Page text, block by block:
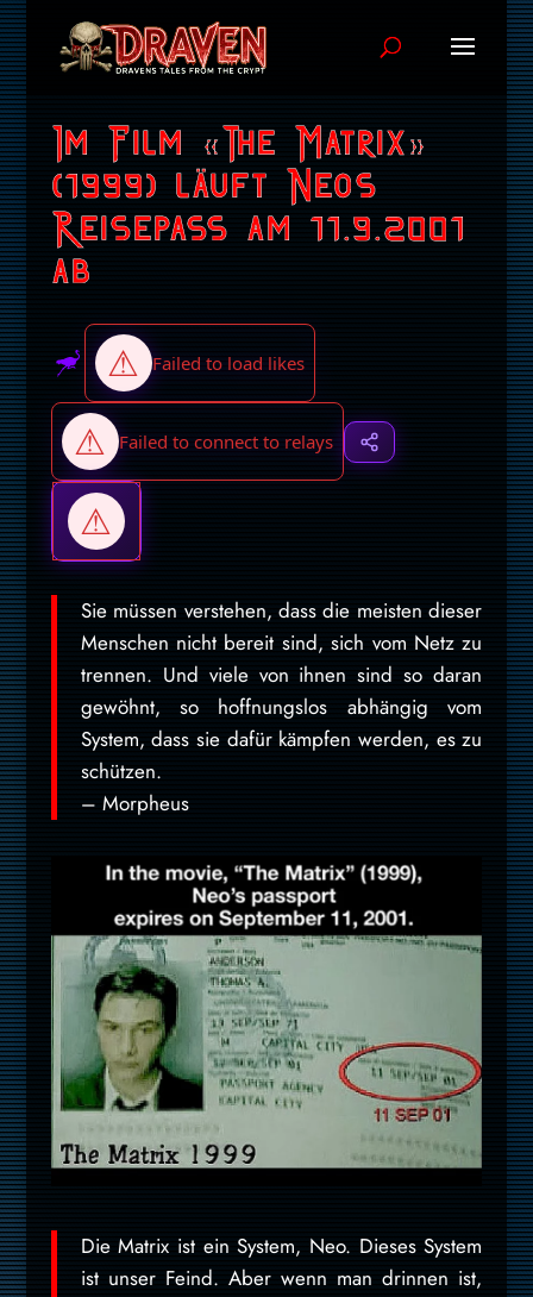
Im Film «The Matrix»
(1999) läuft Neos
Reisepass am 11.9.2001
ab
Sie müssen verstehen, dass die meisten dieser
Menschen nicht bereit sind, sich vom Netz zu
trennen. Und viele von ihnen sind so daran
gewöhnt, so hoffnungslos abhängig vom
System, dass sie dafür kämpfen werden, es zu
schützen.
– Morpheus
Die Matrix ist ein System, Neo. Dieses System
ist unser Feind. Aber wenn man drinnen ist,